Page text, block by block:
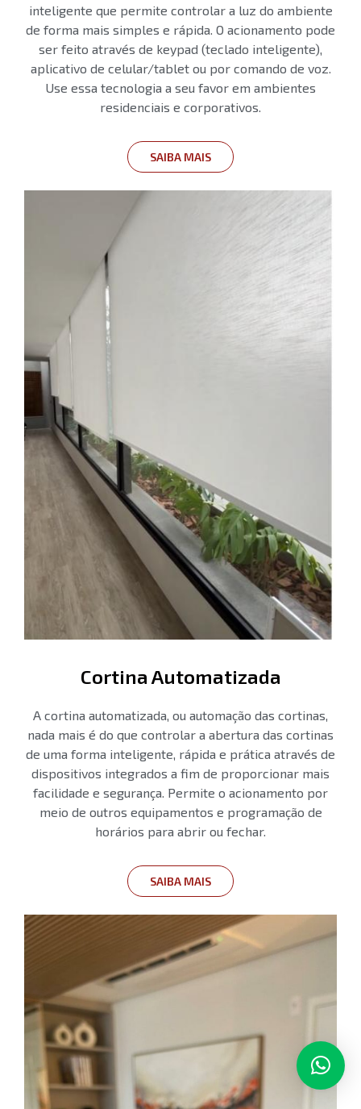
inteligente que permite controlar a luz do ambiente
de forma mais simples e rápida. O acionamento pode
ser feito através de keypad (teclado inteligente),
aplicativo de celular/tablet ou por comando de voz.
Use essa tecnologia a seu favor em ambientes
residenciais e corporativos.
SAIBA MAIS
Cortina Automatizada
A cortina automatizada, ou automação das cortinas,
nada mais é do que controlar a abertura das cortinas
de uma forma inteligente, rápida e prática através de
dispositivos integrados a fim de proporcionar mais
facilidade e segurança. Permite o acionamento por
meio de outros equipamentos e programação de
horários para abrir ou fechar.
SAIBA MAIS